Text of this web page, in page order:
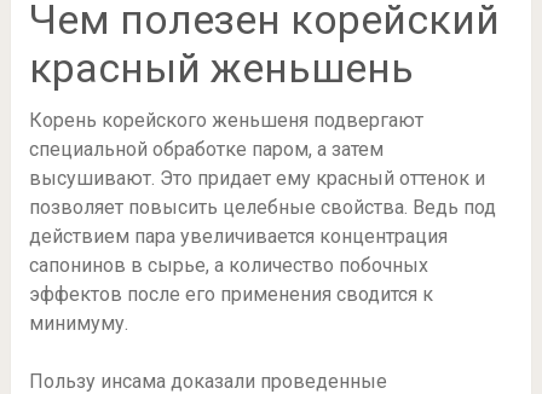
Чем полезен корейский
красный женьшень
Корень корейского женьшеня подвергают
специальной обработке паром, а затем
высушивают. Это придает ему красный оттенок и
позволяет повысить целебные свойства. Ведь под
действием пара увеличивается концентрация
сапонинов в сырье, а количество побочных
эффектов после его применения сводится к
минимуму.
Пользу инсама доказали проведенные